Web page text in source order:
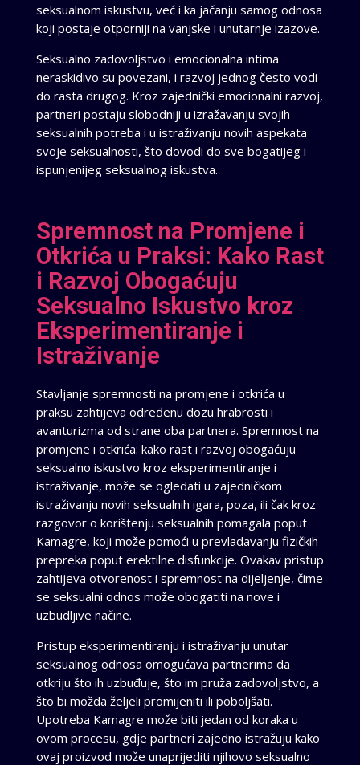
seksualnom iskustvu, već i ka jačanju samog odnosa
koji postaje otporniji na vanjske i unutarnje izazove.
Seksualno zadovoljstvo i emocionalna intima
neraskidivo su povezani, i razvoj jednog često vodi
do rasta drugog. Kroz zajednički emocionalni razvoj,
partneri postaju slobodniji u izražavanju svojih
seksualnih potreba i u istraživanju novih aspekata
svoje seksualnosti, što dovodi do sve bogatijeg i
ispunjenijeg seksualnog iskustva.
Spremnost na Promjene i
Otkrića u Praksi: Kako Rast
i Razvoj Obogaćuju
Seksualno Iskustvo kroz
Eksperimentiranje i
Istraživanje
Stavljanje spremnosti na promjene i otkrića u
praksu zahtijeva određenu dozu hrabrosti i
avanturizma od strane oba partnera. Spremnost na
promjene i otkrića: kako rast i razvoj obogaćuju
seksualno iskustvo kroz eksperimentiranje i
istraživanje, može se ogledati u zajedničkom
istraživanju novih seksualnih igara, poza, ili čak kroz
razgovor o korištenju seksualnih pomagala poput
Kamagre, koji može pomoći u prevladavanju fizičkih
prepreka poput erektilne disfunkcije. Ovakav pristup
zahtijeva otvorenost i spremnost na dijeljenje, čime
se seksualni odnos može obogatiti na nove i
uzbudljive načine.
Pristup eksperimentiranju i istraživanju unutar
seksualnog odnosa omogućava partnerima da
otkriju što ih uzbuđuje, što im pruža zadovoljstvo, a
što bi možda željeli promijeniti ili poboljšati.
Upotreba Kamagre može biti jedan od koraka u
ovom procesu, gdje partneri zajedno istražuju kako
ovaj proizvod može unaprijediti njihovo seksualno